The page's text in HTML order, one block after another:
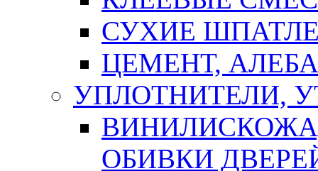
СУХИЕ
ЦЕМЕНТ,
УПЛОТНИТЕЛИ,
ОБИВКИ